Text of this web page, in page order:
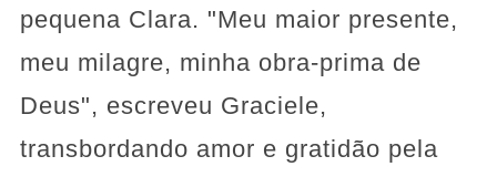
pequena Clara. "Meu maior presente,
meu milagre, minha obra-prima de
Deus", escreveu Graciele,
transbordando amor e gratidão pela